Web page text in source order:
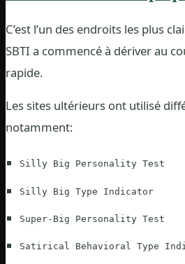
C’est l’un des endroits les plus
SBTI a commencé à dériver au
rapide.
Les sites ultérieurs ont utilisé
notamment:
Silly Big Personality Test
Silly Big Type Indicator
Super-Big Personality Test
Satirical Behavioral Type